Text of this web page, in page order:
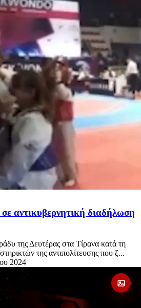
αντικυβερνητική διαδήλωση
της Δευτέρας στα Τίρανα κατά τη
της αντιπολίτευσης που ζ...
2024